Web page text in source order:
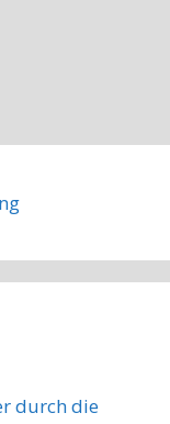
durch die